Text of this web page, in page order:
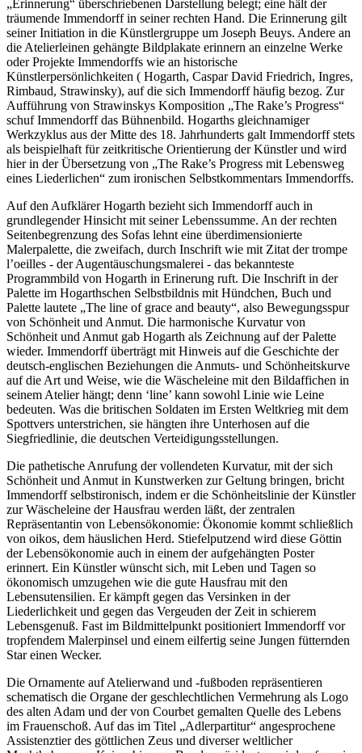
„Erinnerung“ überschriebenen Darstellung belegt; eine hält der
träumende Immendorff in seiner rechten Hand. Die Erinnerung gilt
seiner Initiation in die Künstlergruppe um Joseph Beuys. Andere an
die Atelierleinen gehängte Bildplakate erinnern an einzelne Werke
oder Projekte Immendorffs wie an historische
Künstlerpersönlichkeiten ( Hogarth, Caspar David Friedrich, Ingres,
Rimbaud, Strawinsky), auf die sich Immendorff häufig bezog. Zur
Aufführung von Strawinskys Komposition „The Rake’s Progress“
schuf Immendorff das Bühnenbild. Hogarths gleichnamiger
Werkzyklus aus der Mitte des 18. Jahrhunderts galt Immendorff stets
als beispielhaft für zeitkritische Orientierung der Künstler und wird
hier in der Übersetzung von „The Rake’s Progress mit Lebensweg
eines Liederlichen“ zum ironischen Selbstkommentars Immendorffs.
Auf den Aufklärer Hogarth bezieht sich Immendorff auch in
grundlegender Hinsicht mit seiner Lebenssumme. An der rechten
Seitenbegrenzung des Sofas lehnt eine überdimensionierte
Malerpalette, die zweifach, durch Inschrift wie mit Zitat der trompe
l’oeilles - der Augentäuschungsmalerei - das bekannteste
Programmbild von Hogarth in Erinerung ruft. Die Inschrift in der
Palette im Hogarthschen Selbstbildnis mit Hündchen, Buch und
Palette lautete „The line of grace and beauty“, also Bewegungsspur
von Schönheit und Anmut. Die harmonische Kurvatur von
Schönheit und Anmut gab Hogarth als Zeichnung auf der Palette
wieder. Immendorff überträgt mit Hinweis auf die Geschichte der
deutsch-englischen Beziehungen die Anmuts- und Schönheitskurve
auf die Art und Weise, wie die Wäscheleine mit den Bildaffichen in
seinem Atelier hängt; denn ‘line’ kann sowohl Linie wie Leine
bedeuten. Was die britischen Soldaten im Ersten Weltkrieg mit dem
Spottvers unterstrichen, sie hängten ihre Unterhosen auf die
Siegfriedlinie, die deutschen Verteidigungsstellungen.
Die pathetische Anrufung der vollendeten Kurvatur, mit der sich
Schönheit und Anmut in Kunstwerken zur Geltung bringen, bricht
Immendorff selbstironisch, indem er die Schönheitslinie der Künstler
zur Wäscheleine der Hausfrau werden läßt, der zentralen
Repräsentantin von Lebensökonomie: Ökonomie kommt schließlich
von oikos, dem häuslichen Herd. Stiefelputzend wird diese Göttin
der Lebensökonomie auch in einem der aufgehängten Poster
erinnert. Ein Künstler wünscht sich, mit Leben und Tagen so
ökonomisch umzugehen wie die gute Hausfrau mit den
Lebensutensilien. Er kämpft gegen das Versinken in der
Liederlichkeit und gegen das Vergeuden der Zeit in schierem
Lebensgenuß. Fast im Bildmittelpunkt positioniert Immendorff vor
tropfendem Malerpinsel und einem eilfertig seine Jungen fütternden
Star einen Wecker.
Die Ornamente auf Atelierwand und -fußboden repräsentieren
schematisch die Organe der geschlechtlichen Vermehrung als Logo
des alten Adam und der von Courbet gemalten Quelle des Lebens
im Frauenschoß. Auf das im Titel „Adlerpartitur“ angesprochene
Assistenztier des göttlichen Zeus und diverser weltlicher